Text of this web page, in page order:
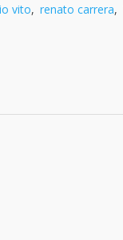
vito, renato carrera,